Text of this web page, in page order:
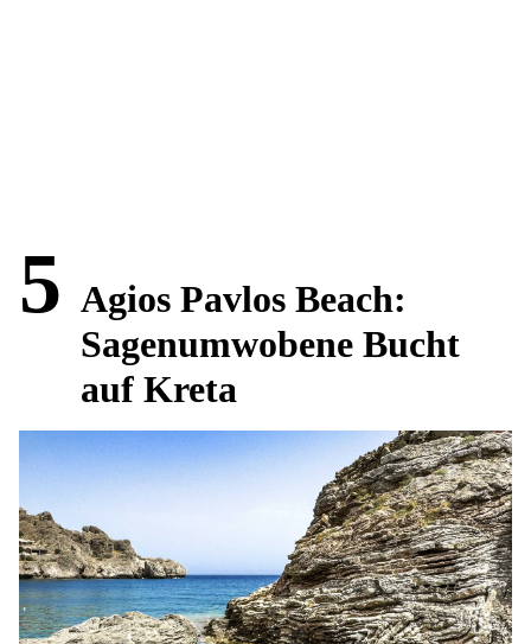
5 Agios Pavlos Beach:
Sagenumwobene Bucht
auf Kreta